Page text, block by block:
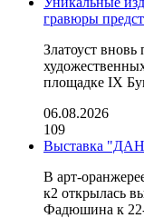
гравюры
Златоуст вновь
площадке IX
06.08.2026
109
Выставка
В арт-
к2 открылась
Фадюшина к